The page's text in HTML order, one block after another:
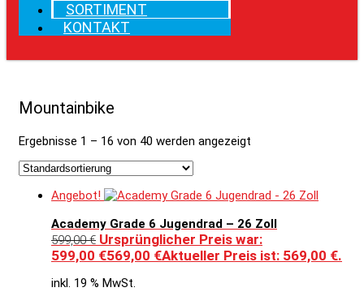
SORTIMENT
KONTAKT
Mountainbike
Ergebnisse 1 – 16 von 40 werden angezeigt
Angebot!
Academy Grade 6 Jugendrad – 26 Zoll
599,00€ Ursprünglicher Preis war:
599,00 €569,00 €Aktueller Preis ist: 569,00 €.
inkl. 19 % MwSt.